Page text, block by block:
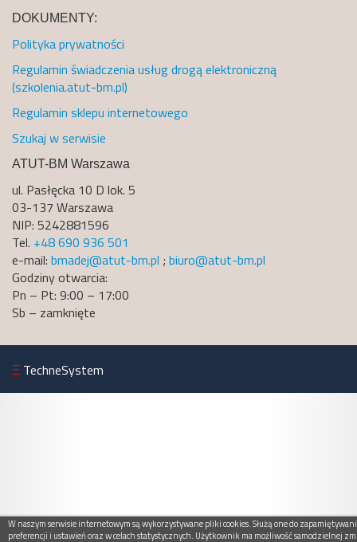
DOKUMENTY:
Polityka prywatności
Regulamin świadczenia usług drogą elektroniczną
(szkolenia.atut-bm.pl)
Regulamin sklepu internetowego
Szukaj w serwisie
ATUT-BM Warszawa
ul. Pasłęcka 10 D lok. 5
03-137 Warszawa
NIP: 5242881596
Tel. +48 690 936 501
e-mail: bmadej@atut-bm.pl ; biuro@atut-bm.pl
Godziny otwarcia:
Pn – Pt: 9:00 – 17:00
Sb – zamknięte
Ξ TechneSystem
W naszym serwisie internetowym są wykorzystywane pliki cookies. Służą one do
preferencji i ustawień oraz w celach statystycznych. Użytkownik ma możliwość samodzielnej